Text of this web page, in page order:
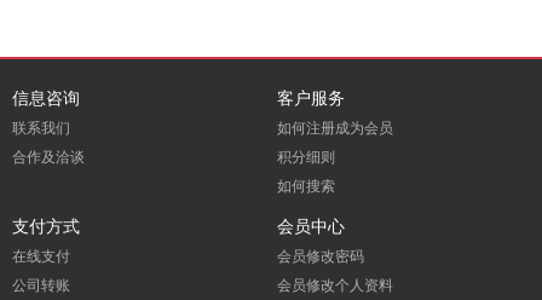
信息咨询
联系我们
合作及洽谈
客户服务
如何注册成为会员
积分细则
如何搜索
支付方式
在线支付
公司转账
会员中心
会员修改密码
会员修改个人资料